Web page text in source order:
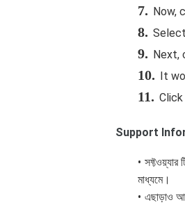
Now,
Next,
It
Click
Support
সফ্টওয়্যার
মাধ্যমে।
এছাড়াও